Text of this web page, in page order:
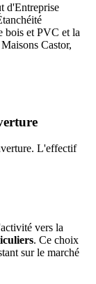
d'Entreprise
bois et PVC et la
Castor,
L'effectif
vers la
. Ce choix
sur le marché